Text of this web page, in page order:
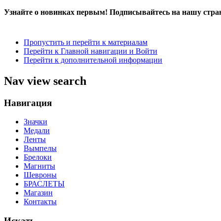
Узнайте о новинках первым! Подписывайтесь на нашу
Пропустить и перейти к материалам
Перейти к Главной навигации и Войти
Перейти к дополнительной информации
Nav view search
Навигация
Значки
Медали
Ленты
Вымпелы
Брелоки
Магниты
Шевроны
БРАСЛЕТЫ
Магазин
Контакты